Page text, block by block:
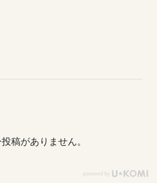
稿がありません。